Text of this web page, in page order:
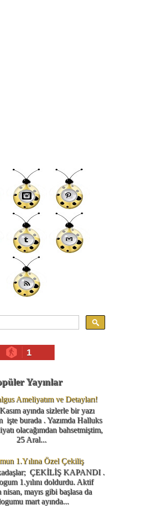
1
Yayınlar
Ameliyatım ve Detayları!
ayında sizlerle bir yazı
işte burada . Yazımda Halluks
olacağımdan bahsetmiştim,
25 Aral...
1.Yılına Özel Çekiliş
ÇEKİLİŞ KAPANDI .
1.yılını doldurdu. Aktif
nisan, mayıs gibi başlasa da
mart ayında...